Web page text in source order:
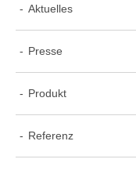
Aktuelles
Presse
Produkt
Referenz